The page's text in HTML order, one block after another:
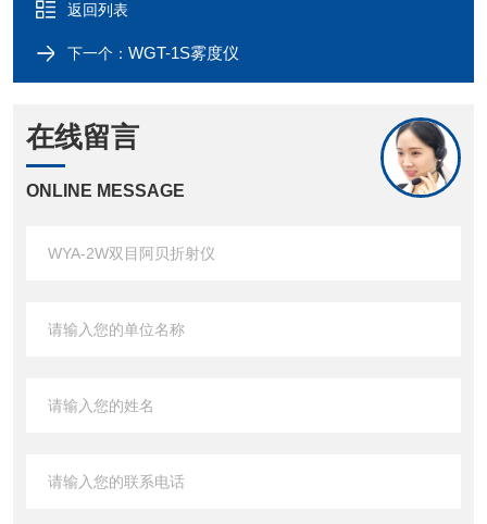
返回列表
下一个： WGT-1S雾度仪
在线留言
ONLINE MESSAGE